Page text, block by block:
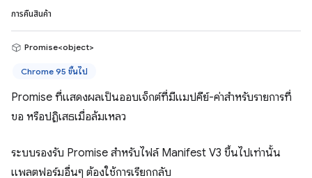
การคืนสินค้า
Promise<object>
Chrome 95 ขึ้นไป
Promise ที่แสดงผลเป็นออบเจ็กต์ที่มีแมปคีย์-ค่าสำหรับรายการที่
ขอ หรือปฏิเสธเมื่อล้มเหลว
ระบบรองรับ Promise สำหรับไฟล์ Manifest V3 ขึ้นไปเท่านั้น
แพลตฟอร์มอื่นๆ ต้องใช้การเรียกกลับ